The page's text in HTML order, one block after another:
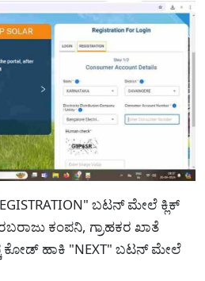
ಬಟನ್ ಮೇಲೆ ಕ್ಲಿಕ್
ಕಂಪನಿ, ಗ್ರಾಹಕರ ಖಾತೆ
ಕೋಡ್ ಹಾಕಿ "NEXT" ಬಟನ್ ಮೇಲೆ